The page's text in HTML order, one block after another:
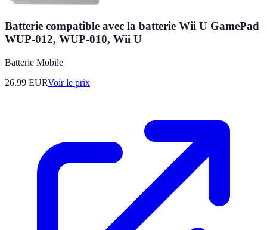
Batterie compatible avec la batterie Wii U GamePad
WUP-012, WUP-010, Wii U
Batterie Mobile
26.99 EURVoir le prix